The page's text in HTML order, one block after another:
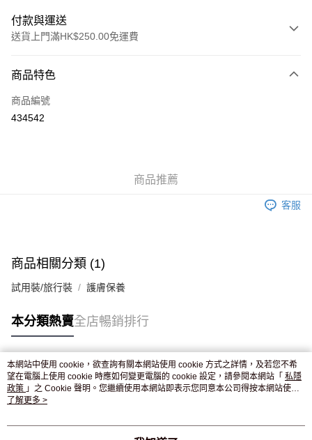
付款與運送
送貨上門滿HK$250.00免運費
信用卡
Apple Pay
付款後門市自取，訂單確認後2-4個工作天到店，7天內取。逾期後
商品特色
商品編號
434542
商品推薦
客服
商品相關分類 (1)
試用裝/旅行裝 護膚保養
本分類熱賣全店暢銷排行
熱門標籤
熱銷排行
本網站中使用 cookie，欲查詢有關本網站使用 cookie 方式之詳情，及若您不希
望在電腦上使用 cookie 時應如何變更電腦的 cookie 設定，請參閱本網站「 私隱
政策 」之 Cookie 聲明。您繼續使用本網站即表示您同意本公司得按本網站使用
條款之 Cookie 聲明使用 cookie。
了解更多 >